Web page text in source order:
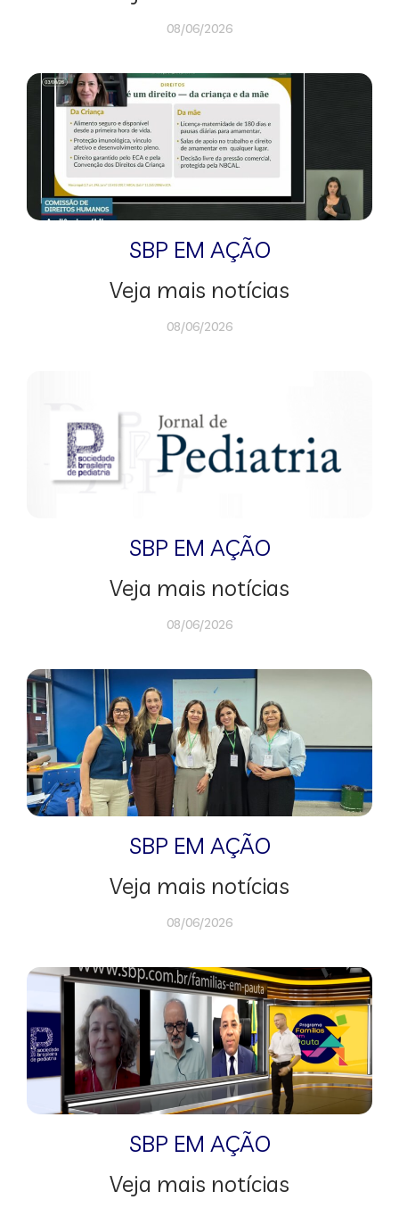
08/06/2026
SBP EM AÇÃO
Veja mais notícias
08/06/2026
SBP EM AÇÃO
Veja mais notícias
08/06/2026
SBP EM AÇÃO
Veja mais notícias
08/06/2026
SBP EM AÇÃO
Veja mais notícias